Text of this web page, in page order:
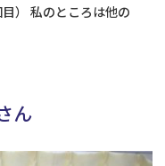
） 私のところは他の
ん